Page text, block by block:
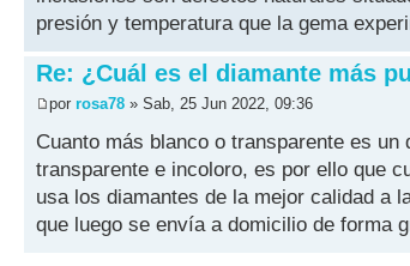
presión y temperatura que la gema
Re: ¿Cuál es el diamante más
por rosa78 » Sab, 25 Jun 2022, 09:36
Cuanto más blanco o transparente es
transparente e incoloro, es por ello que
usa los diamantes de la mejor calidad a
que luego se envía a domicilio de forma